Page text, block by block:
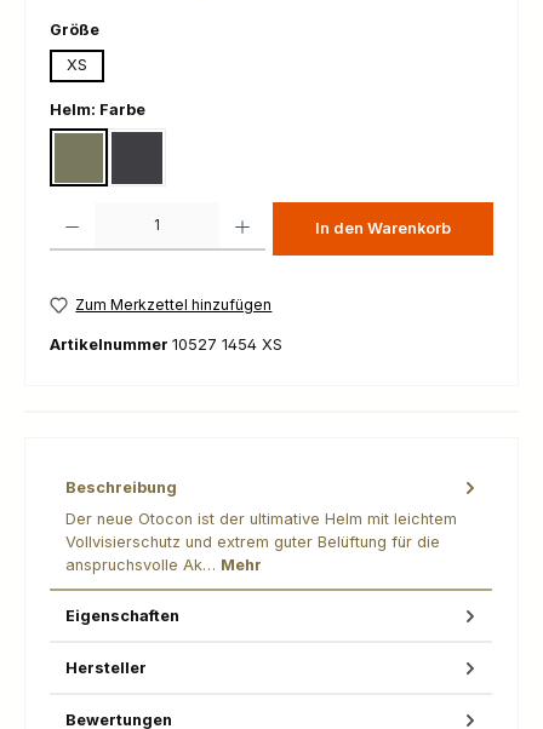
Größeauswählen
XS
Helm: Farbeauswählen
In den Warenkorb
Zum Merkzettel hinzufügen
Artikelnummer 10527 1454 XS
Beschreibung
Der neue Otocon ist der ultimative Helm mit leichtem
Vollvisierschutz und extrem guter Belüftung für die
anspruchsvolle Ak… Mehr
Eigenschaften
Hersteller
Bewertungen